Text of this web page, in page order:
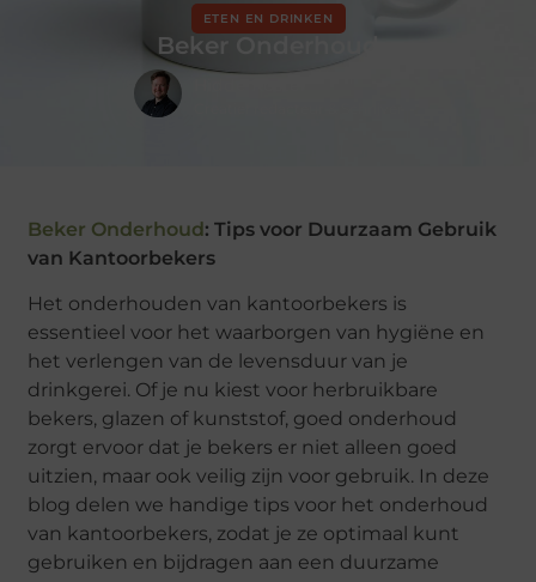
ETEN EN DRINKEN
Beker Onderhoud
Beker Onderhoud: Tips voor Duurzaam Gebruik
van Kantoorbekers
Het onderhouden van kantoorbekers is
essentieel voor het waarborgen van hygiëne en
het verlengen van de levensduur van je
drinkgerei. Of je nu kiest voor herbruikbare
bekers, glazen of kunststof, goed onderhoud
zorgt ervoor dat je bekers er niet alleen goed
uitzien, maar ook veilig zijn voor gebruik. In deze
blog delen we handige tips voor het onderhoud
van kantoorbekers, zodat je ze optimaal kunt
gebruiken en bijdragen aan een duurzame